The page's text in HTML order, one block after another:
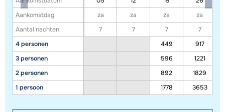
Toon alle accommodaties in dit gebied
Deze kaart geeft een indicatie van de ligging van onze accommodaties. De
exacte locatie kan enigszins afwijken.
Aankomstdag
Aantal nachten
4 personen
3 personen
2 personen
1 persoon
za
za za
za
7
7 7
7
449
917
596
1221
892
1829
1778
3653